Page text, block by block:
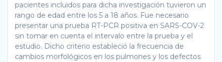
pacientes incluidos para dicha investigación tuvieron un
rango de edad entre los 5 a 18 años. Fue necesario
presentar una prueba RT-PCR positiva en SARS-COV-2
sin tomar en cuenta el intervalo entre la prueba y el
estudio. Dicho criterio estableció la frecuencia de
cambios morfológicos en los pulmones y los defectos